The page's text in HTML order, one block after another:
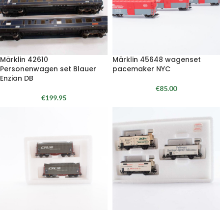
Märklin 42610
Personenwagen set Blauer
Enzian DB
€199.95
Märklin 45648 wagenset
pacemaker NYC
€85.00